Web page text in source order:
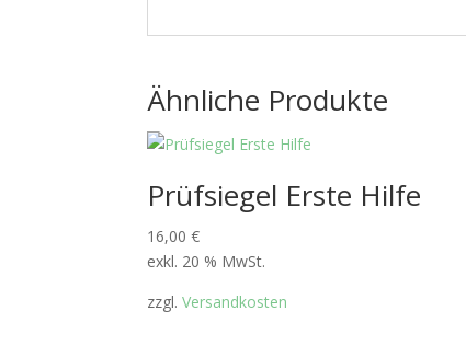
Ähnliche Produkte
Prüfsiegel Erste Hilfe
16,00€
exkl. 20 % MwSt.
zzgl.Versandkosten